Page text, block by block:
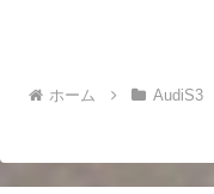
ホーム AudiS3